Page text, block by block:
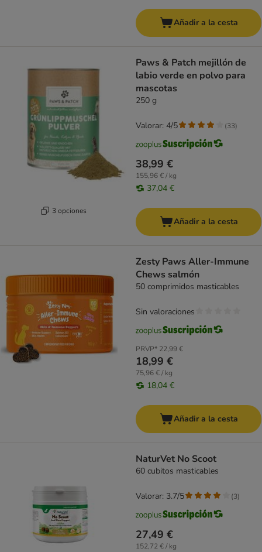
Añadir a la cesta
3 opciones
Paws & Patch mejillón de
labio verde en polvo para
mascotas
250 g
38,99 €
155,96 € / kg
37,04 €
Valorar: 4/5 (33)
Añadir a la cesta
Zesty Paws Aller-Immune
Chews salmón
50 comprimidos masticables
PRVP* 22,99 €
18,99 €
75,96 € / kg
18,04 €
Sin valoraciones
Añadir a la cesta
NaturVet No Scoot
60 cubitos masticables
27,49 €
152,72 € / kg
Valorar: 3.7/5 (3)